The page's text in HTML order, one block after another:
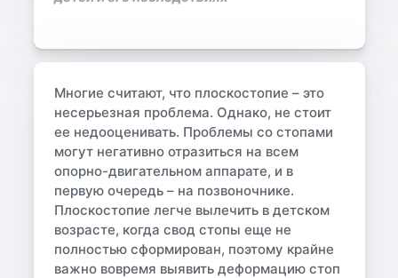
Многие считают, что плоскостопие – это
несерьезная проблема. Однако, не стоит
ее недооценивать. Проблемы со стопами
могут негативно отразиться на всем
опорно-двигательном аппарате, и в
первую очередь – на позвоночнике.
Плоскостопие легче вылечить в детском
возрасте, когда свод стопы еще не
полностью сформирован, поэтому крайне
важно вовремя выявить деформацию стоп